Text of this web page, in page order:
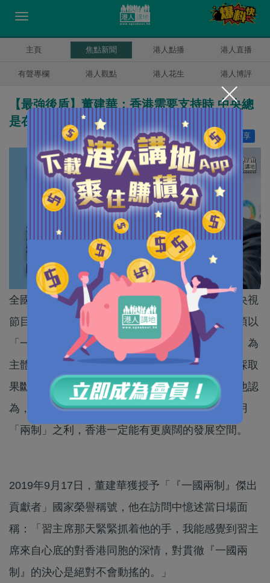
主頁 焦點新聞 港人點播 港人直播
有聲專欄 港人觀點 港人花生 港人博評
【最強後盾】董建華：香港需要支持時 中央總
是在身邊
分享
讚好 58
全國政協副主席、前行政長官董建華近日在接受央視
節目《大灣區之聲》訪問，強調「一國兩制」必須以
「一國」為前提，「港人治港」必須以「愛國者」為
主體。他又指，香港前兩年出現「黑暴」，中央採取
果斷措施，為香港重新上路提供了堅實的基礎。他認
為，只要我們不忘初心，堅持「一國」之本，善用
「兩制」之利，香港一定能有更廣闊的發展空間。
2019年9月17日，董建華獲授予「『一國兩制』傑出
貢獻者」國家榮譽稱號，他在訪問中憶述當日場面
稱：「習主席那天緊緊抓着他的手，我能感覺到習主
席來自心底的對香港同胞的深情，對貫徹『一國兩
制』的決心是絕對不會動搖的。」